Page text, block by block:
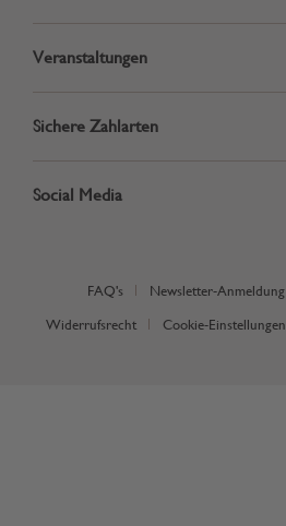
Veranstaltungen
Sichere Zahlarten
Social Media
FAQ's Newsletter-Anmeldung
Widerrufsrecht Cookie-Einstellungen